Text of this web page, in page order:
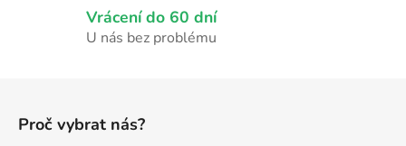
p
i
Vrácení do 60 dní
U nás bez problému
Proč vybrat nás?